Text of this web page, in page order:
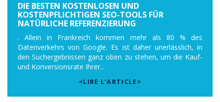
DIE BESTEN KOSTENLOSEN UND
KOSTENPFLICHTIGEN SEO-TOOLS FÜR
NATÜRLICHE REFERENZIERUNG
. Allein in Frankreich kommen mehr als 80 % des
Datenverkehrs von Google. Es ist daher unerlässlich, in
den Suchergebnissen ganz oben zu stehen, um die Kauf-
und Konversionsrate Ihrer...
<LIRE L’ARTICLE>